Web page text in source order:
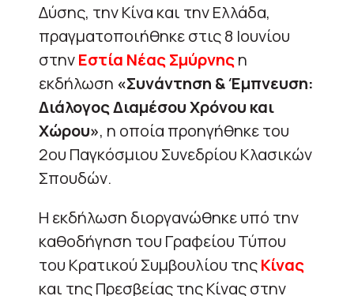
Δύσης, την Κίνα και την Ελλάδα,
πραγματοποιήθηκε στις 8 Ιουνίου
στηνΕστία Νέας Σμύρνηςη
εκδήλωση «Συνάντηση & Έμπνευση:
Διάλογος Διαμέσου Χρόνου και
Χώρου», η οποία προηγήθηκε του
2ου Παγκόσμιου Συνεδρίου Κλασικών
Σπουδών.
Η εκδήλωση διοργανώθηκε υπό την
καθοδήγηση του Γραφείου Τύπου
του Κρατικού Συμβουλίου τηςΚίνας
και της Πρεσβείας της Κίνας στην